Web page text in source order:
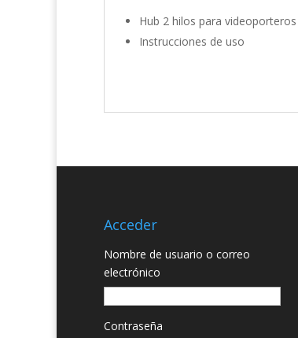
Hub 2 hilos para
Instrucciones de uso
Acceder
Nombre de usuario o correo
electrónico
Contraseña